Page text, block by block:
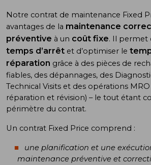
Notre contrat de maintenance Fixed
avantages de la maintenance
préventive à un coût fixe. Il permet
temps d’arrêt et d’optimiser le
réparation grâce à des pièces de
fiables, des dépannages, des
Technical Visits et des opérations
réparation et révision) – le tout étant
périmètre du contrat.
Un contrat Fixed Price comprend :
une planification et une
maintenance préventive et